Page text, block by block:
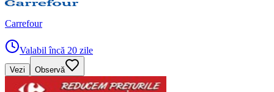
Carrefour
Valabil încă 20 zile
Vezi Observă